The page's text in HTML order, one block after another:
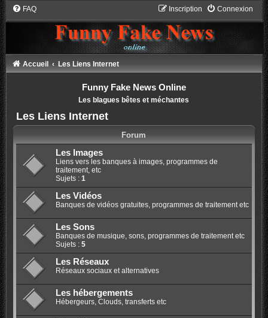
FAQ Connexion
Inscription
Accueil Les Liens Internet
Funny Fake News Online
Les blagues bêtes et méchantes
Les Liens Internet
Forum
Les Images
Liens vers les banques à images, programmes de
traitement, etc
Sujets : 1
Les Vidéos
Banques de vidéos gratuites, programmes de traitement etc
Les Sons
Banques de musique, sons, programmes de traitement etc
Sujets : 5
Les Réseaux
Réseaux sociaux et alternatives
Les hébergements
Hébergeurs, Clouds, transferts etc